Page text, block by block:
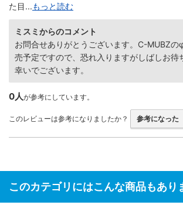
た目...もっと読む
ミスミからのコメント
お問合せありがとうございます。C-MUBZの
売予定ですので、恐れ入りますがしばしお待
幸いでございます。
0人が参考にしています。
このレビューは参考になりましたか？ 参考になった
このカテゴリにはこんな商品もあり